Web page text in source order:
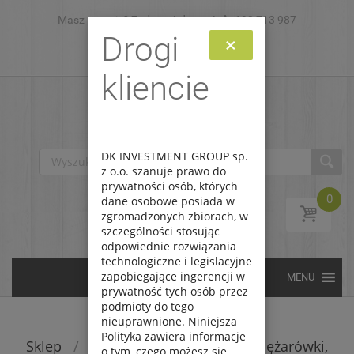
Skip to content
Masz pytanie? Zadzwoń do nas! 693 713 987
Zaloguj Zarejestruj
0
Sklep / Modele do sklejania /
Ciężarówki,
Drogi
kliencie
×
DK INVESTMENT GROUP sp.
z o.o. szanuje prawo do
prywatności osób, których
dane osobowe posiada w
zgromadzonych zbiorach, w
szczególności stosując
odpowiednie rozwiązania
technologiczne i legislacyjne
zapobiegające ingerencji w
prywatność tych osób przez
podmioty do tego
nieuprawnione. Niniejsza
Polityka zawiera informacje